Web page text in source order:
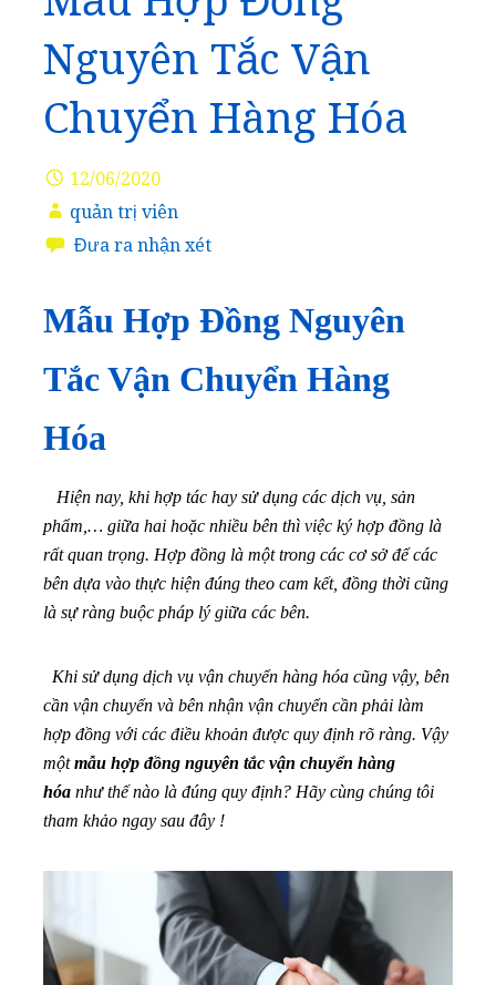
Nguyên Tắc Vận
Chuyển Hàng Hóa
12/06/2020
quản trị viên
Đưa ra nhận xét
Mẫu Hợp Đồng Nguyên
Tắc Vận Chuyển Hàng
Hóa
Hiện nay, khi hợp tác hay sử dụng các dịch vụ, sản
phẩm,… giữa hai hoặc nhiều bên thì việc ký hợp đồng là
rất quan trọng. Hợp đồng là một trong các cơ sở để các
bên dựa vào thực hiện đúng theo cam kết, đồng thời cũng
là sự ràng buộc pháp lý giữa các bên.
Khi sử dụng dịch vụ vận chuyển hàng hóa cũng vậy, bên
cần vận chuyển và bên nhận vận chuyển cần phải làm
hợp đồng với các điều khoản được quy định rõ ràng. Vậy
mộtmẫu hợp đồng nguyên tắc vận chuyển hàng
hóa như thế nào là đúng quy định? Hãy cùng chúng tôi
tham khảo ngay sau đây !